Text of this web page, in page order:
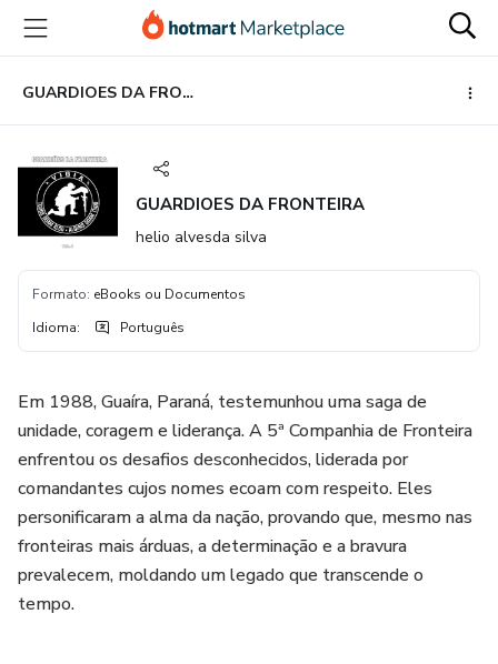
para
conteúdo
principal
para
pagamento
para
rodapé
GUARDIOES DA FRONTEIRA
GUARDIOES DA FRONTEIRA
helio alvesda silva
Formato: eBooks ou Documentos
Idioma: Português
Em 1988, Guaíra, Paraná, testemunhou uma saga de
unidade, coragem e liderança. A 5ª Companhia de Fronteira
enfrentou os desafios desconhecidos, liderada por
comandantes cujos nomes ecoam com respeito. Eles
personificaram a alma da nação, provando que, mesmo nas
fronteiras mais árduas, a determinação e a bravura
prevalecem, moldando um legado que transcende o
tempo.